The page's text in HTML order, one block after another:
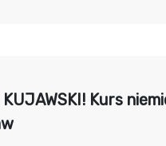
KUJAWSKI! Kurs